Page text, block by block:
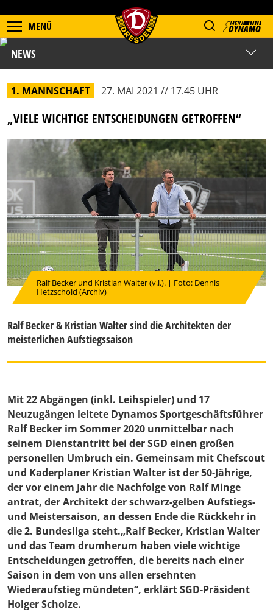
MENÜ
NEWS
1. MANNSCHAFT 27. MAI 2021 // 17.45 UHR
„VIELE WICHTIGE ENTSCHEIDUNGEN GETROFFEN“
Ralf Becker und Kristian Walter (v.l.). | Foto: Dennis
Hetzschold (Archiv)
Ralf Becker & Kristian Walter sind die Architekten der
meisterlichen Aufstiegssaison
Mit 22 Abgängen (inkl. Leihspieler) und 17
Neuzugängen leitete Dynamos Sportgeschäftsführer
Ralf Becker im Sommer 2020 unmittelbar nach
seinem Dienstantritt bei der SGD einen großen
personellen Umbruch ein. Gemeinsam mit Chefscout
und Kaderplaner Kristian Walter ist der 50-Jährige,
der vor einem Jahr die Nachfolge von Ralf Minge
antrat, der Architekt der schwarz-gelben Aufstiegs-
und Meistersaison, an dessen Ende die Rückkehr in
die 2. Bundesliga steht.„Ralf Becker, Kristian Walter
und das Team drumherum haben viele wichtige
Entscheidungen getroffen, die bereits nach einer
Saison in dem von uns allen ersehnten
Wiederaufstieg mündeten“, erklärt SGD-Präsident
Holger Scholze.